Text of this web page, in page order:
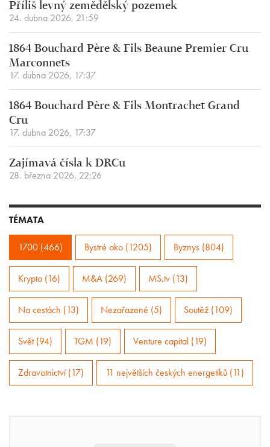
Příliš levný zemědělský pozemek
24. dubna 2026, 21:59
1864 Bouchard Père & Fils Beaune Premier Cru
Marconnets
17. dubna 2026, 17:37
1864 Bouchard Père & Fils Montrachet Grand
Cru
17. dubna 2026, 17:37
Zajímavá čísla k DRCu
28. března 2026, 22:26
TÉMATA
1700 (466) Bystré oko (1205) Byznys (804)
Krypto (16) M&A (269) MS.tv (13)
Na cestách (13) Nezařazené (5) Soutěž (109)
Svět (94) TGM (19) Venture capital (19)
Zdravotnictví (17) 11 největších českých energetiků (11)